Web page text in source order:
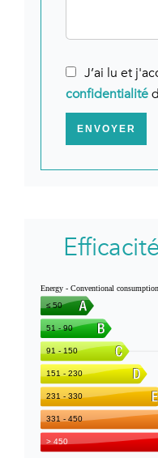
J’ai lu et
confidentialité
ENVOYER